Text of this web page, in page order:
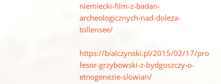
niemiecki-film-z-badan-
archeologicznych-nad-doleza-
tollensee/
https://bialczynski.pl/2015/02/17/pro
fesor-grzybowski-z-bydgoszczy-o-
etnogenezie-slowian/